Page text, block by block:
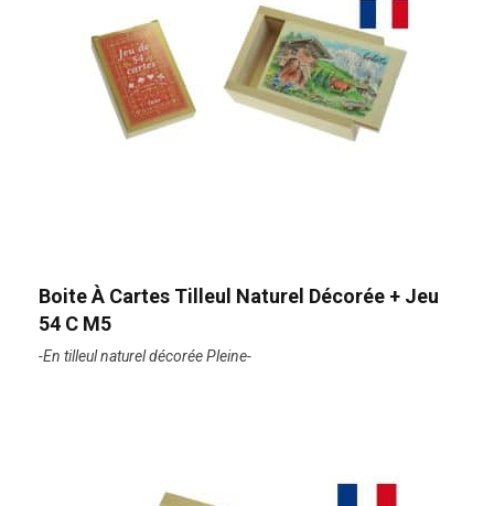
Boite À Cartes Tilleul Naturel Décorée + Jeu
54 C M5
-En tilleul naturel décorée Pleine-